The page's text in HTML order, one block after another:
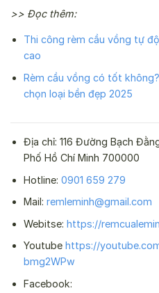
>> Đọc thêm:
Thi công rèm cầu vồng tự
cao
Rèm cầu vồng có tốt
chọn loại bền đẹp 2025
Địa chỉ: 116 Đường Bạch
Phố Hồ Chí Minh 700000
Hotline: 0901 659 279
Mail: remleminh@gmail.com
Webitse: https://
Youtube https://
bmg2WPw
Facebook: